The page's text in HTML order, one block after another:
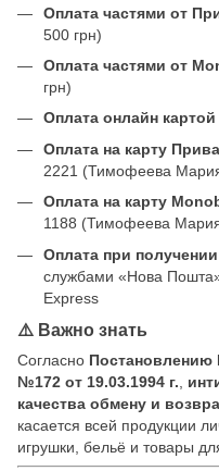
Оплата частями от
500 грн)
Оплата частями от
грн)
Оплата онлайн
Оплата на карту
2221 (Тимофеева
Оплата на карту
1188 (Тимофеева
Оплата при получении
службами «Нова
Express
⚠️ Важно знать
Согласно Постановлению
№172 от 19.03.1994 г.
качества обмену и
касается всей продукции
игрушки, бельё и товары